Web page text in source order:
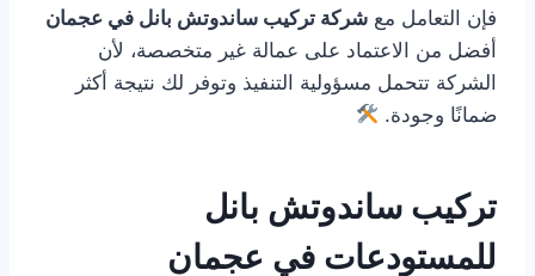
فإن التعامل مع شركة تركيب ساندوتش بانل في عجمان
أفضل من الاعتماد على عمالة غير متخصصة، لأن
الشركة تتحمل مسؤولية التنفيذ وتوفر لك نتيجة أكثر
ضمانًا وجودة.
تركيب ساندوتش بانل
للمستودعات في عجمان